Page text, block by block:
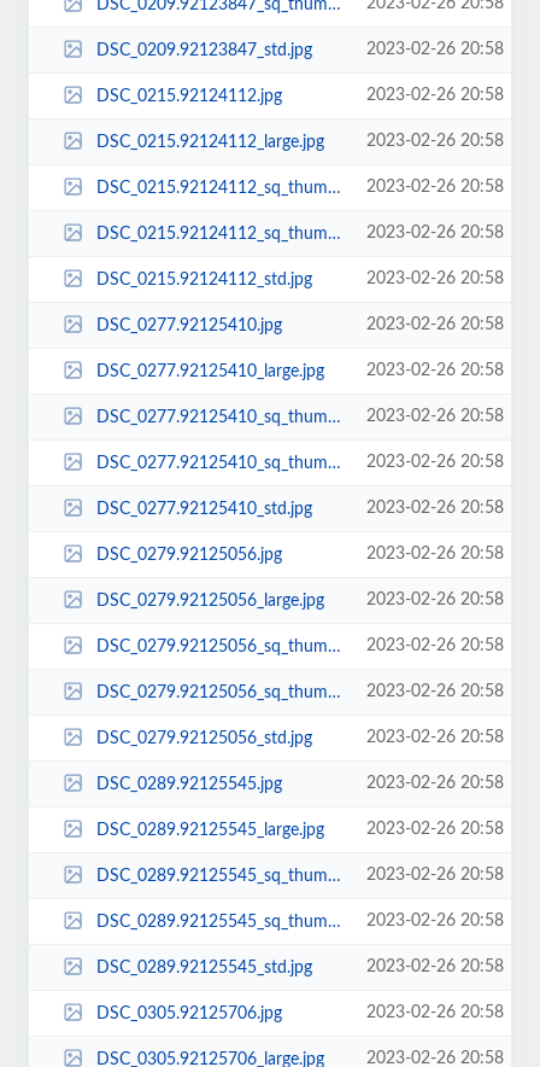
DSC_0209.92123847_sq_thumb_s.jpg 2023-02-26 20:58
DSC_0209.92123847_std.jpg 2023-02-26 20:58
DSC_0215.92124112.jpg 2023-02-26 20:58
DSC_0215.92124112_large.jpg 2023-02-26 20:58
DSC_0215.92124112_sq_thumb_m.jpg 2023-02-26 20:58
DSC_0215.92124112_sq_thumb_s.jpg 2023-02-26 20:58
DSC_0215.92124112_std.jpg 2023-02-26 20:58
DSC_0277.92125410.jpg 2023-02-26 20:58
DSC_0277.92125410_large.jpg 2023-02-26 20:58
DSC_0277.92125410_sq_thumb_m.jpg 2023-02-26 20:58
DSC_0277.92125410_sq_thumb_s.jpg 2023-02-26 20:58
DSC_0277.92125410_std.jpg 2023-02-26 20:58
DSC_0279.92125056.jpg 2023-02-26 20:58
DSC_0279.92125056_large.jpg 2023-02-26 20:58
DSC_0279.92125056_sq_thumb_m.jpg 2023-02-26 20:58
DSC_0279.92125056_sq_thumb_s.jpg 2023-02-26 20:58
DSC_0279.92125056_std.jpg 2023-02-26 20:58
DSC_0289.92125545.jpg 2023-02-26 20:58
DSC_0289.92125545_large.jpg 2023-02-26 20:58
DSC_0289.92125545_sq_thumb_m.jpg 2023-02-26 20:58
DSC_0289.92125545_sq_thumb_s.jpg 2023-02-26 20:58
DSC_0289.92125545_std.jpg 2023-02-26 20:58
DSC_0305.92125706.jpg 2023-02-26 20:58
DSC_0305.92125706_large.jpg 2023-02-26 20:58